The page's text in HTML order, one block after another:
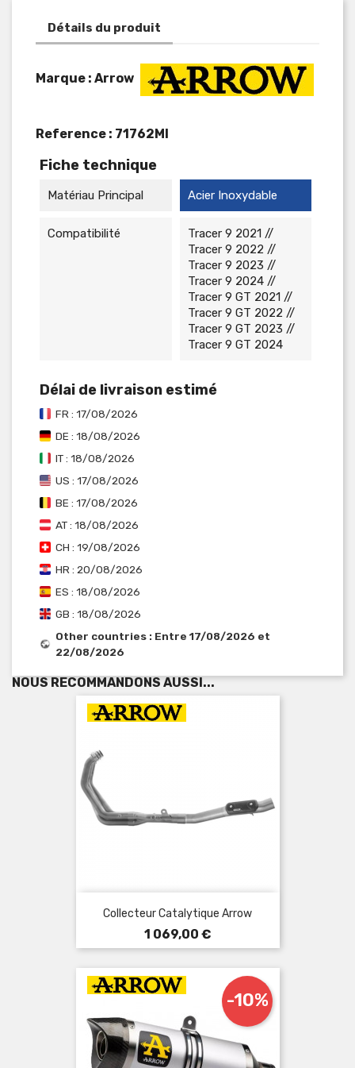
Détails du produit
Marque : Arrow
Reference : 71762MI
Fiche technique
Matériau Principal Acier Inoxydable
Compatibilité
Tracer 9 2021 //
Tracer 9 2022 //
Tracer 9 2023 //
Tracer 9 2024 //
Tracer 9 GT 2021 //
Tracer 9 GT 2022 //
Tracer 9 GT 2023 //
Tracer 9 GT 2024
Délai de livraison estimé
FR : 17/08/2026
DE : 18/08/2026
IT : 18/08/2026
US : 17/08/2026
BE : 17/08/2026
AT : 18/08/2026
CH : 19/08/2026
HR : 20/08/2026
ES : 18/08/2026
GB : 18/08/2026
Other countries : Entre 17/08/2026 et
22/08/2026
NOUS RECOMMANDONS AUSSI...
Collecteur Catalytique Arrow
Prix
1 069,00 €
-10%